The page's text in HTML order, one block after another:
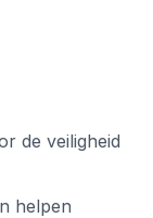
de veiligheid
helpen